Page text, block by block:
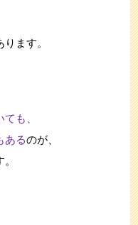
ます。
も、
あるのが、